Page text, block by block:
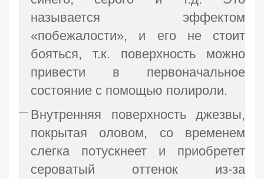
называется эффектом
«побежалости», и его не стоит
бояться, т.к. поверхность можно
привести в первоначальное
состояние с помощью полироли.
Внутренняя поверхность джезвы,
покрытая оловом, со временем
слегка потускнеет и приобретет
сероватый оттенок из-за